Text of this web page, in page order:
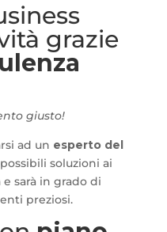
grazie
giusto!
ad un esperto del
soluzioni ai
sarà in grado di
preziosi.